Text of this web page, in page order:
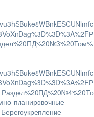
планировочные